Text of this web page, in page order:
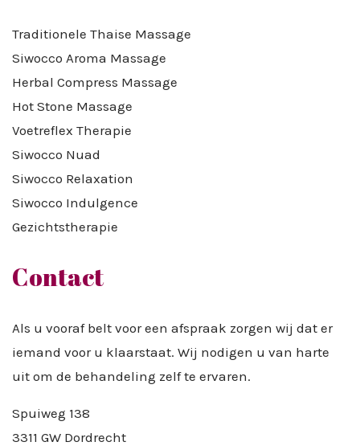
Traditionele Thaise Massage
Siwocco Aroma Massage
Herbal Compress Massage
Hot Stone Massage
Voetreflex Therapie
Siwocco Nuad
Siwocco Relaxation
Siwocco Indulgence
Gezichtstherapie
Contact
Als u vooraf belt voor een afspraak zorgen wij dat er
iemand voor u klaarstaat. Wij nodigen u van harte
uit om de behandeling zelf te ervaren.
Spuiweg 138
3311 GW Dordrecht